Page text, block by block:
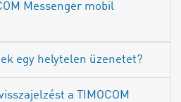
Messenger mobil
egy helytelen üzenetet?
a TIMOCOM